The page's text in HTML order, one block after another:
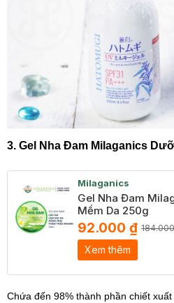
3. Gel Nha Đam Milaganics
Milaganics
Gel Nha Đam
Mềm Da 250g
92.000 ₫
Xem thêm
Chứa đến 98% thành phần chiết